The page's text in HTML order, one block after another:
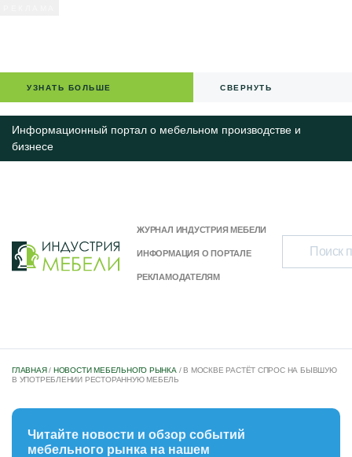
УЗНАТЬ БОЛЬШЕ СВЕРНУТЬ
Информационный портал о мебельном производстве и
бизнесе
ЖУРНАЛ ИНДУСТРИЯ МЕБЕЛИ
ИНФОРМАЦИЯ О ПОРТАЛЕ
РЕКЛАМОДАТЕЛЯМ
ГЛАВНАЯ/ НОВОСТИ МЕБЕЛЬНОГО РЫНКА / В МОСКВЕ РАСТЁТ СПРОС НА БЫВШУЮ
В УПОТРЕБЛЕНИИ РЕСТОРАННУЮ МЕБЕЛЬ
Читайте новости и обзор событий
мебельного рынка на нашем